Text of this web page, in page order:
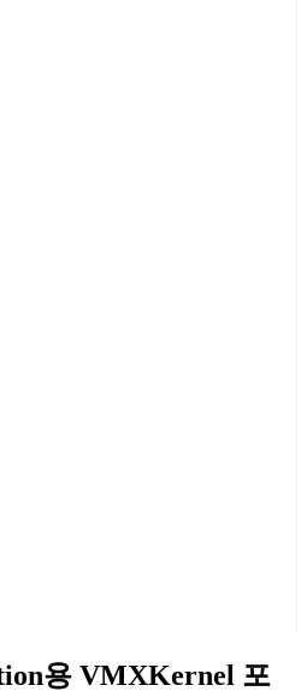
용 VMXKernel 포